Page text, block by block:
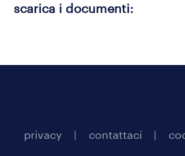
scarica i documenti
privacy contattaci